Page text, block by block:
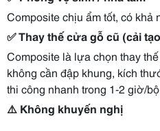
Composite chịu ẩm tốt, có
✅Thay thế cửa gỗ cũ (cải
Composite là lựa chọn thay
không cần đập khung, kích
thi công nhanh trong 1-2 giờ/
⚠️ Không khuyến nghị